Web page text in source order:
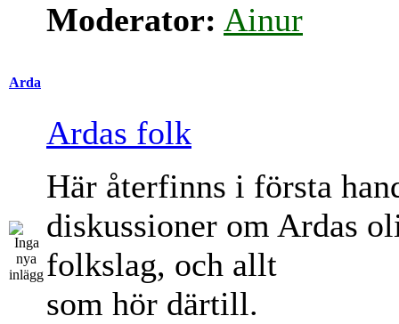
Moderator: Ainur
Arda
Ardas folk
Här återfinns i första
diskussioner om Ardas
folkslag, och allt
som hör därtill.